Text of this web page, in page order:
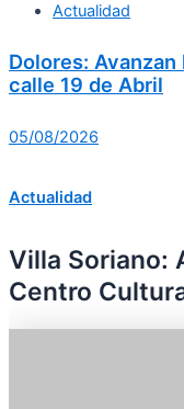
Actualidad
Dolores:
calle 19 de Abril
05/08/2026
Actualidad
Villa Soriano:
Centro